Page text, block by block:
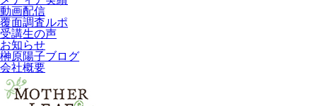
動画配信
覆面調査ルポ
受講生の声
お知らせ
榊原陽子ブログ
会社概要